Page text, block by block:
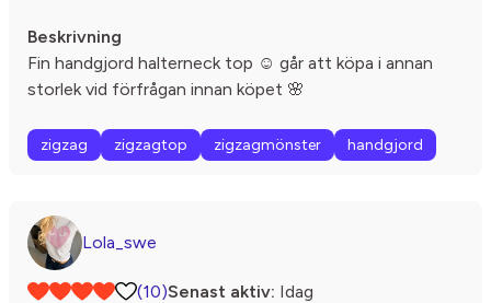
Beskrivning
Fin handgjord halterneck top ☺️ går att köpa i annan
storlek vid förfrågan innan köpet 🌸
zigzag zigzagtop zigzagmönster handgjord
Lola_swe
(10)Senast aktiv: Idag